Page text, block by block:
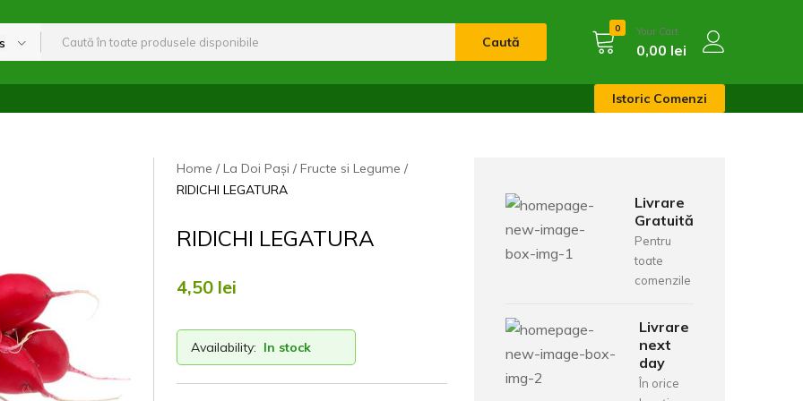
Caută
0 Your Cart
0,00 lei
Istoric Comenzi
Home La Doi Pași
Fructe si Legume
RIDICHI LEGATURA
RIDICHI LEGATURA
4,50 lei
Availability: In stock
Livrare
Gratuită
Pentru
toate
comenzile
Livrare
next
day
În orice